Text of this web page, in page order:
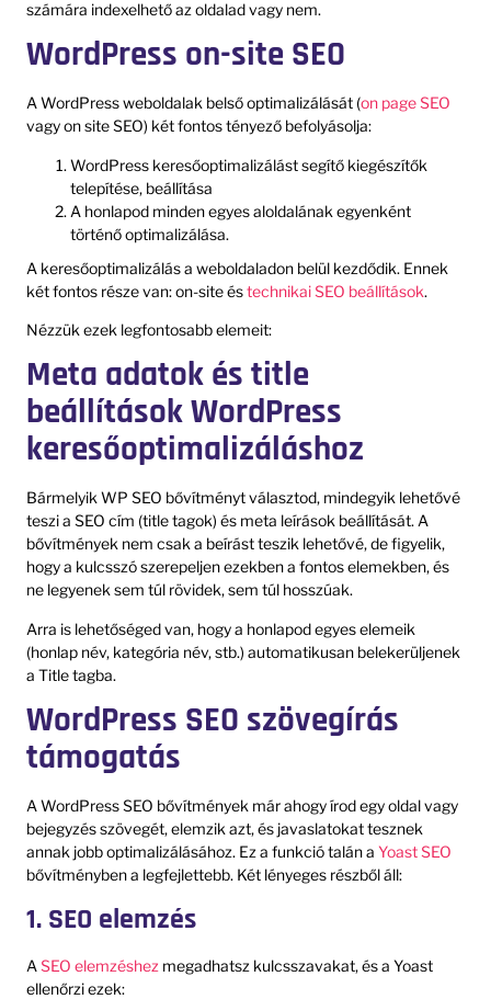
számára indexelhető az oldalad vagy nem.
WordPress on-site SEO
A WordPress weboldalak belső optimalizálását (on page SEO
vagy on site SEO) két fontos tényező befolyásolja:
WordPress keresőoptimalizálást segítő kiegészítők
telepítése, beállítása
A honlapod minden egyes aloldalának egyenként
történő optimalizálása.
A keresőoptimalizálás a weboldaladon belül kezdődik. Ennek
két fontos része van: on-site éstechnikai SEO beállítások.
Nézzük ezek legfontosabb elemeit:
Meta adatok és title
beállítások WordPress
keresőoptimalizáláshoz
Bármelyik WP SEO bővítményt választod, mindegyik lehetővé
teszi a SEO cím (title tagok) és meta leírások beállítását. A
bővítmények nem csak a beírást teszik lehetővé, de figyelik,
hogy a kulcsszó szerepeljen ezekben a fontos elemekben, és
ne legyenek sem túl rövidek, sem túl hosszúak.
Arra is lehetőséged van, hogy a honlapod egyes elemeik
(honlap név, kategória név, stb.) automatikusan belekerüljenek
a Title tagba.
WordPress SEO szövegírás
támogatás
A WordPress SEO bővítmények már ahogy írod egy oldal vagy
bejegyzés szövegét, elemzik azt, és javaslatokat tesznek
annak jobb optimalizálásához. Ez a funkció talán a Yoast SEO
bővítményben a legfejlettebb. Két lényeges részből áll:
1. SEO elemzés
ASEO elemzéshez megadhatsz kulcsszavakat, és a Yoast
ellenőrzi ezek: